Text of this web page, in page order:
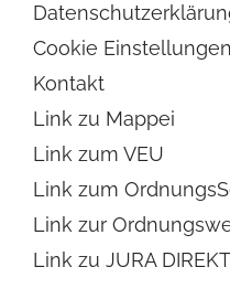
Cookie Einstellungen
Kontakt
Link zu Mappei
Link zum VEU
Link zum
Link zur
Link zu JURA DIREKT